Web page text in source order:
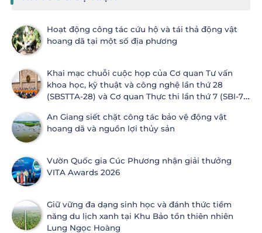
Hoạt động công tác cứu hộ và tái thả động vật
hoang dã tại một số địa phương
Khai mạc chuỗi cuộc họp của Cơ quan Tư vấn
khoa học, kỹ thuật và công nghệ lần thứ 28
(SBSTTA-28) và Cơ quan Thực thi lần thứ 7 (SBI-7)
An Giang siết chặt công tác bảo vệ động vật
hoang dã và nguồn lợi thủy sản
Vườn Quốc gia Cúc Phương nhận giải thưởng
VITA Awards 2026
Giữ vững đa dạng sinh học và đánh thức tiềm
năng du lịch xanh tại Khu Bảo tồn thiên nhiên
Lung Ngọc Hoàng